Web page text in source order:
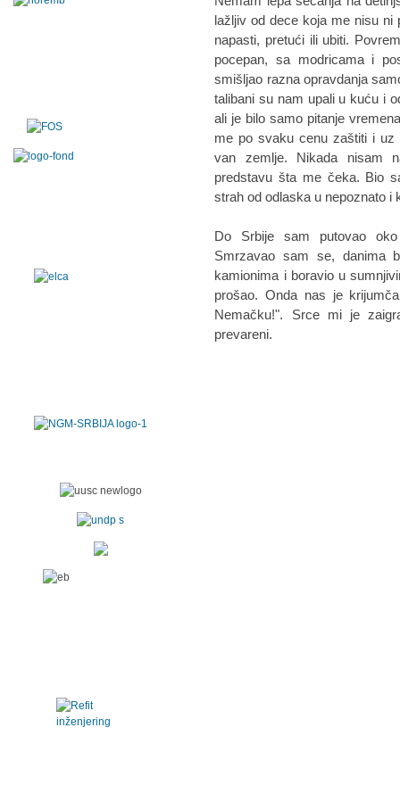
lažljiv od dece koja me nisu ni
napasti, pretući ili ubiti.
pocepan, sa modricama i
smišljao razna opravdanja
talibani su nam upali u kuću i
ali je bilo samo pitanje
me po svaku cenu zaštiti i uz
van zemlje. Nikada nisam
predstavu šta me čeka. Bio
strah od odlaska u nepoznato i
Do Srbije sam putovao
Smrzavao sam se, danima
kamionima i boravio u
prošao. Onda nas je
Nemačku!". Srce mi je
prevareni.